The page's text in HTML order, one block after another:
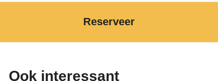
Reserveer
Ook interessant